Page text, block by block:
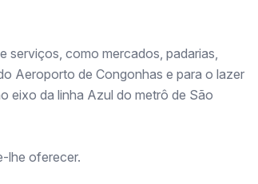
serviços, como mercados, padarias,
Aeroporto de Congonhas e para o lazer
eixo da linha Azul do metrô de São
lhe oferecer.